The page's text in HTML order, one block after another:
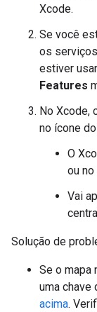
Xcode.
Se você
os
estiver
Features
No Xcode,
no ícone
O
ou no
Vai
Solução de
Se o mapa
uma chave
acima.